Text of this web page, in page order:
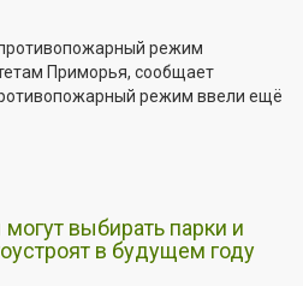
режим
Приморья, сообщает
режим ввели ещё
выбирать парки и
в будущем году